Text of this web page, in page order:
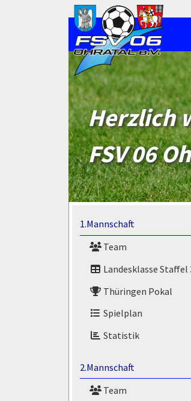
Herzlich
FSV 06
1.Mannschaft
Team
Landesklasse Staffel
Thüringen Pokal
Spielplan
Statistik
2.Mannschaft
Team